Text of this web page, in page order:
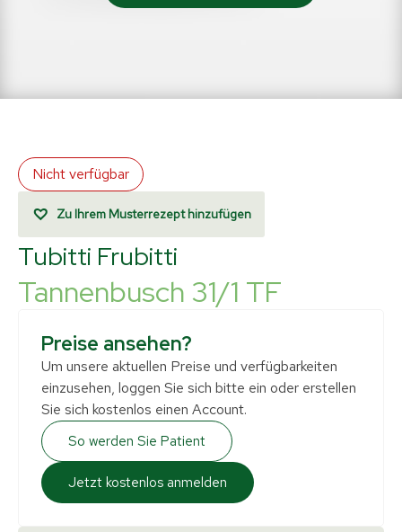
Nicht verfügbar
Zu Ihrem Musterrezept hinzufügen
Tubitti Frubitti
Tannenbusch 31/1 TF
Preise ansehen?
Um unsere aktuellen Preise und verfügbarkeiten
einzusehen, loggen Sie sich bitte ein oder erstellen
Sie sich kostenlos einen Account.
So werden Sie Patient
Jetzt kostenlos anmelden